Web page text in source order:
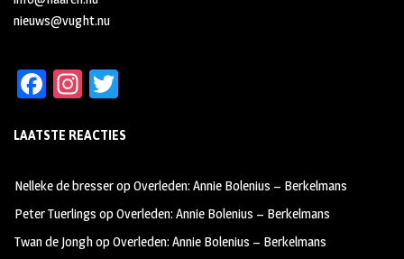
nieuws@vught.nu
Fa
b
oo
k
In
ag
m
tt
LAATSTE REACTIES
Nelleke de bresseropOverleden: Annie Bolenius – Berkelmans
Peter Tuerlings opOverleden: Annie Bolenius – Berkelmans
Twan de JonghopOverleden: Annie Bolenius – Berkelmans